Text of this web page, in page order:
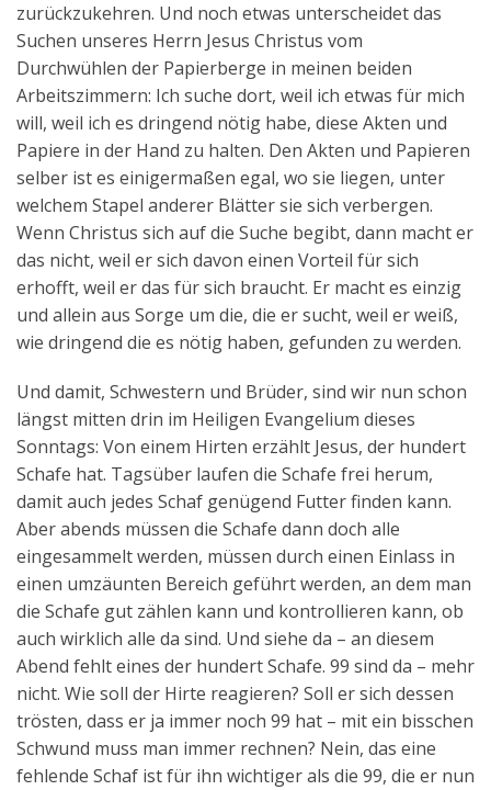
zurückzukehren. Und noch etwas unterscheidet das
Suchen unseres Herrn Jesus Christus vom
Durchwühlen der Papierberge in meinen beiden
Arbeitszimmern: Ich suche dort, weil ich etwas für mich
will, weil ich es dringend nötig habe, diese Akten und
Papiere in der Hand zu halten. Den Akten und Papieren
selber ist es einigermaßen egal, wo sie liegen, unter
welchem Stapel anderer Blätter sie sich verbergen.
Wenn Christus sich auf die Suche begibt, dann macht er
das nicht, weil er sich davon einen Vorteil für sich
erhofft, weil er das für sich braucht. Er macht es einzig
und allein aus Sorge um die, die er sucht, weil er weiß,
wie dringend die es nötig haben, gefunden zu werden.
Und damit, Schwestern und Brüder, sind wir nun schon
längst mitten drin im Heiligen Evangelium dieses
Sonntags: Von einem Hirten erzählt Jesus, der hundert
Schafe hat. Tagsüber laufen die Schafe frei herum,
damit auch jedes Schaf genügend Futter finden kann.
Aber abends müssen die Schafe dann doch alle
eingesammelt werden, müssen durch einen Einlass in
einen umzäunten Bereich geführt werden, an dem man
die Schafe gut zählen kann und kontrollieren kann, ob
auch wirklich alle da sind. Und siehe da – an diesem
Abend fehlt eines der hundert Schafe. 99 sind da – mehr
nicht. Wie soll der Hirte reagieren? Soll er sich dessen
trösten, dass er ja immer noch 99 hat – mit ein bisschen
Schwund muss man immer rechnen? Nein, das eine
fehlende Schaf ist für ihn wichtiger als die 99, die er nun